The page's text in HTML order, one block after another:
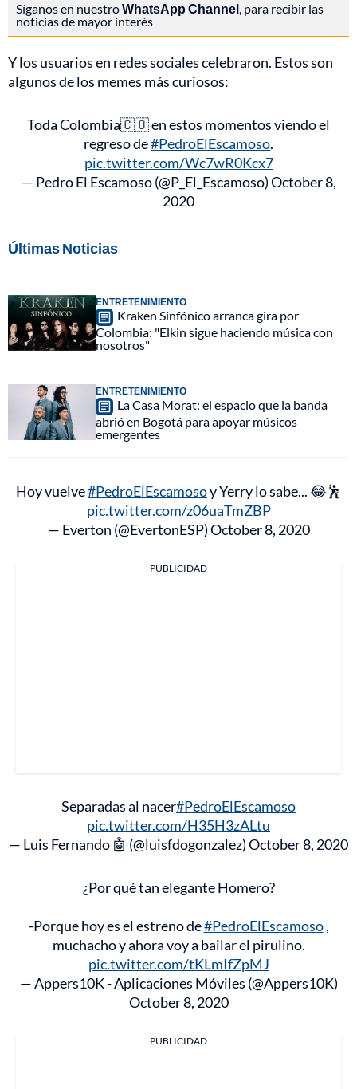
Síganos en nuestroWhatsApp Channel, para recibir las
noticias de mayor interés
Y los usuarios en redes sociales celebraron. Estos son
algunos de los memes más curiosos:
Toda Colombia🇨🇴 en estos momentos viendo el
regreso de#PedroElEscamoso.
pic.twitter.com/Wc7wR0Kcx7
— Pedro El Escamoso (@P_El_Escamoso)October 8,
2020
Últimas Noticias
ENTRETENIMIENTO
Kraken Sinfónico arranca gira por
Colombia: "Elkin sigue haciendo música con
nosotros"
ENTRETENIMIENTO
La Casa Morat: el espacio que la banda
abrió en Bogotá para apoyar músicos
emergentes
Hoy vuelve#PedroElEscamosoy Yerry lo sabe... 😂🕺
pic.twitter.com/z06uaTmZBP
— Everton (@EvertonESP)October 8, 2020
PUBLICIDAD
Separadas al nacer#PedroElEscamoso
pic.twitter.com/H35H3zALtu
— Luis Fernando 🤖 (@luisfdogonzalez)October 8, 2020
¿Por qué tan elegante Homero?
-Porque hoy es el estreno de#PedroElEscamoso,
muchacho y ahora voy a bailar el pirulino.
pic.twitter.com/tKLmIfZpMJ
— Appers10K - Aplicaciones Móviles (@Appers10K)
October 8, 2020
PUBLICIDAD